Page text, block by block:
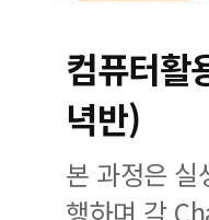
컴퓨터활
녁반)
본 과정은 실
행하며 각